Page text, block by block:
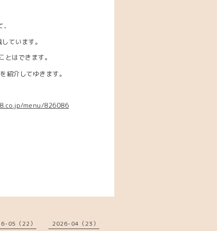
ています。
はできます。
を紹介してゆきます。
menu/826086
05（22） 2026-04（23）